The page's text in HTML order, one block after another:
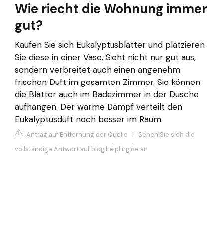
Wie riecht die Wohnung immer
gut?
Kaufen Sie sich Eukalyptusblätter und platzieren
Sie diese in einer Vase. Sieht nicht nur gut aus,
sondern verbreitet auch einen angenehm
frischen Duft im gesamten Zimmer. Sie können
die Blätter auch im Badezimmer in der Dusche
aufhängen. Der warme Dampf verteilt den
Eukalyptusduft noch besser im Raum.
Antrag auf Entfernung der Quelle | Sehen Sie sich die
vollständige Antwort auf blog.helpling.de an